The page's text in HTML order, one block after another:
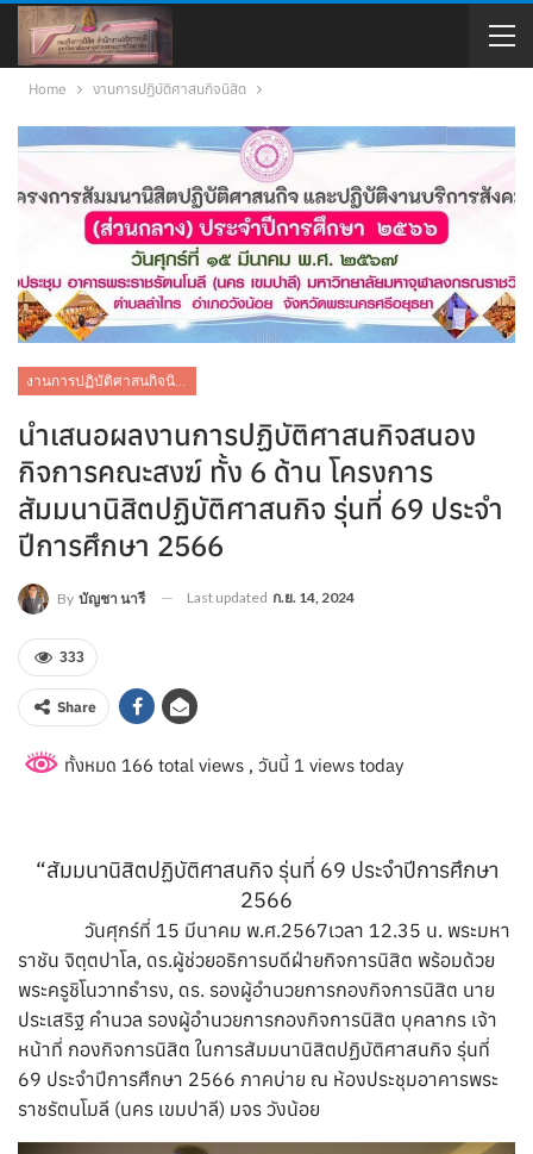
Home งานการปฏิบัติศาสนกิจนิสิต
นำเสนอผลงานการปฏิบัติศาสนกิจสนอง
กิจการคณะสงฆ์ ทั้ง 6 ด้าน โครงการ
สัมมนานิสิตปฏิบัติศาสนกิจ รุ่นที่ 69 ประจำ
ปีการศึกษา 2566
By บัญชา นารี Last updated ก.ย. 14, 2024
333
Share
ทั้งหมด 166 total views , วันนี้ 1 views today
“สัมมนานิสิตปฏิบัติศาสนกิจ รุ่นที่ 69 ประจำปีการศึกษา
2566
วันศุกร์ที่ 15 มีนาคม พ.ศ.2567เวลา 12.35 น. พระมหา
ราชัน จิตฺตปาโล, ดร.ผู้ช่วยอธิการบดีฝ่ายกิจการนิสิต พร้อมด้วย
พระครูชิโนวาทธำรง, ดร. รองผู้อำนวยการกองกิจการนิสิต นาย
ประเสริฐ คำนวล รองผู้อำนวยการกองกิจการนิสิต บุคลากร เจ้า
หน้าที่ กองกิจการนิสิต ในการสัมมนานิสิตปฏิบัติศาสนกิจ รุ่นที่
69 ประจำปีการศึกษา 2566 ภาคบ่าย ณ ห้องประชุมอาคารพระ
ราชรัตนโมลี (นคร เขมปาลี) มจร วังน้อย